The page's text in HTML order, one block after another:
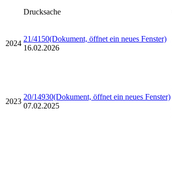
Drucksache
2024
21/4150(Dokument, öffnet ein neues Fenster)
16.02.2026
2023
20/14930(Dokument, öffnet ein neues Fenster)
07.02.2025